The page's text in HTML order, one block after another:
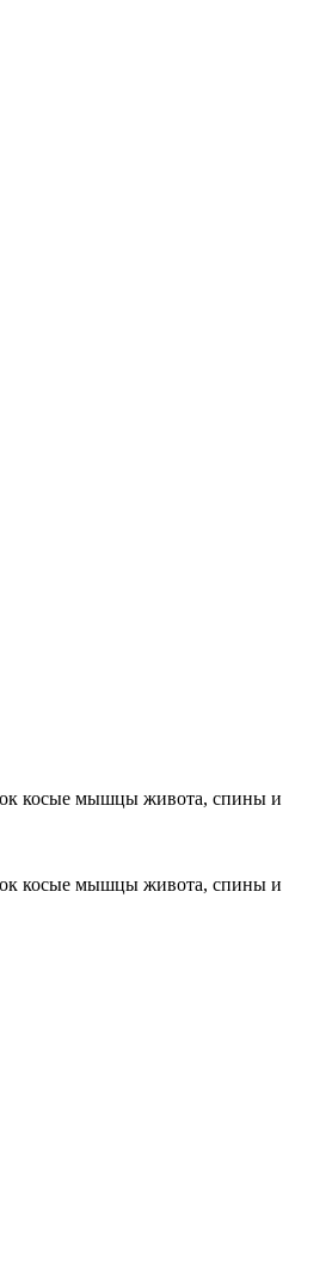
косые мышцы живота, спины и
косые мышцы живота, спины и